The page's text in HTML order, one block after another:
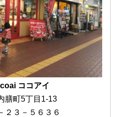
ココアイ
膳町5丁目1-13
２３－５６３６